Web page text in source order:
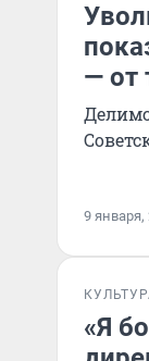
— от
9 января,
«Я